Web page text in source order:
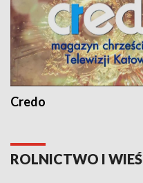
Credo
ROLNICTWO I WIEŚ